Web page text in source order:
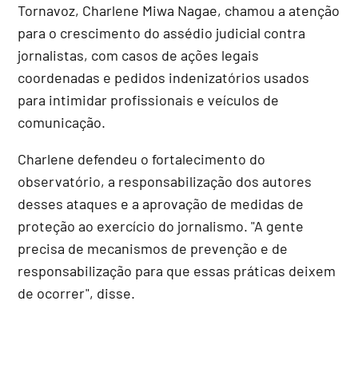
Tornavoz, Charlene Miwa Nagae, chamou a atenção
para o crescimento do assédio judicial contra
jornalistas, com casos de ações legais
coordenadas e pedidos indenizatórios usados
para intimidar profissionais e veículos de
comunicação.
Charlene defendeu o fortalecimento do
observatório, a responsabilização dos autores
desses ataques e a aprovação de medidas de
proteção ao exercício do jornalismo. "A gente
precisa de mecanismos de prevenção e de
responsabilização para que essas práticas deixem
de ocorrer", disse.